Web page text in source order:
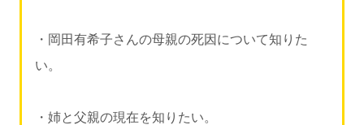
・岡田有希子さんの母親の死因について知りた
い。
・姉と父親の現在を知りたい。